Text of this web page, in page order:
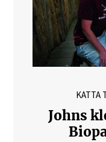
KATTA
Johns